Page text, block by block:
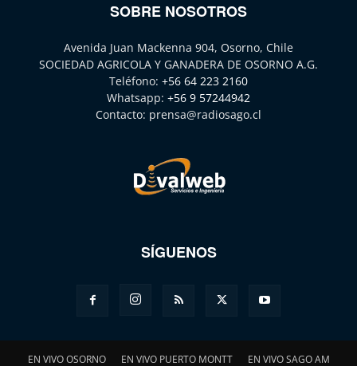
SOBRE NOSOTROS
Avenida Juan Mackenna 904, Osorno, Chile
SOCIEDAD AGRICOLA Y GANADERA DE OSORNO A.G.
Teléfono: +56 64 223 2160
Whatsapp: +56 9 57244942
Contacto: prensa@radiosago.cl
SÍGUENOS
EN VIVO OSORNO EN VIVO PUERTO MONTT EN VIVO SAGO AM